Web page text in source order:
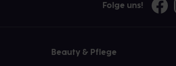
Folge uns!
Beauty & Pflege